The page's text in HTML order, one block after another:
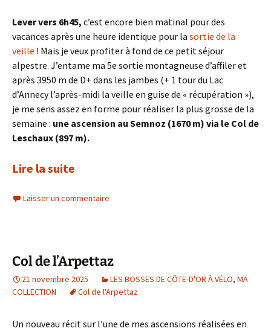
Lever vers 6h45, c’est encore bien matinal pour des
vacances après une heure identique pour la sortie de la
veille ! Mais je veux profiter à fond de ce petit séjour
alpestre. J’entame ma 5e sortie montagneuse d’affiler et
après 3950 m de D+ dans les jambes (+ 1 tour du Lac
d’Annecy l’après-midi la veille en guise de « récupération »),
je me sens assez en forme pour réaliser la plus grosse de la
semaine : une ascension au Semnoz (1670 m) via le Col de
Leschaux (897 m).
Lire la suite
Laisser un commentaire
Col de l’Arpettaz
21 novembre 2025 LES BOSSES DE CÔTE-D'OR À VÉLO, MA
COLLECTION
Col de l'Arpettaz
Un nouveau récit sur l’une de mes ascensions réalisées en